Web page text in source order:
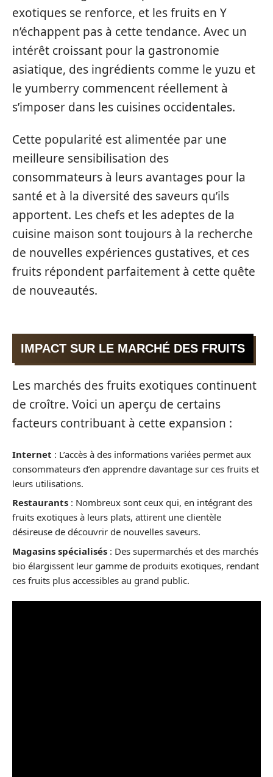
exotiques se renforce, et les fruits en Y
n’échappent pas à cette tendance. Avec un
intérêt croissant pour la gastronomie
asiatique, des ingrédients comme le yuzu et
le yumberry commencent réellement à
s’imposer dans les cuisines occidentales.
Cette popularité est alimentée par une
meilleure sensibilisation des
consommateurs à leurs avantages pour la
santé et à la diversité des saveurs qu’ils
apportent. Les chefs et les adeptes de la
cuisine maison sont toujours à la recherche
de nouvelles expériences gustatives, et ces
fruits répondent parfaitement à cette quête
de nouveautés.
IMPACT SUR LE MARCHÉ DES FRUITS
Les marchés des fruits exotiques continuent
de croître. Voici un aperçu de certains
facteurs contribuant à cette expansion :
Internet : L’accès à des informations variées permet aux
consommateurs d’en apprendre davantage sur ces fruits et
leurs utilisations.
Restaurants : Nombreux sont ceux qui, en intégrant des
fruits exotiques à leurs plats, attirent une clientèle
désireuse de découvrir de nouvelles saveurs.
Magasins spécialisés : Des supermarchés et des marchés
bio élargissent leur gamme de produits exotiques, rendant
ces fruits plus accessibles au grand public.